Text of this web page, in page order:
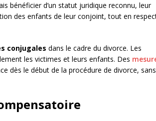
bénéficier d’un statut juridique reconnu, leur
des enfants de leur conjoint, tout en
conjugales dans le cadre du divorce. Les
les victimes et leurs enfants. Des
dès le début de la procédure de divorce, sans